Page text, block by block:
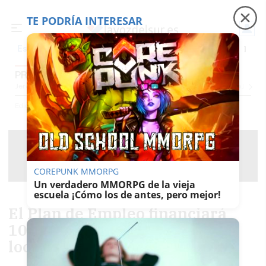
Es noticia Precio luz Ceuta Carreras de caballos
PROVINCIA CÁDIZ
JerezProvincia CádizCádizSevillaMálagaHuelvaGranadaCórdoba
Ediciones Provincia Cádiz
El Plan de Empleo financiará
104 actuaciones en 40
localidades
TE PODRÍA INTERESAR
COREPUNK MMORPG
Un verdadero MMORPG de la vieja
escuela ¡Cómo los de antes, pero mejor!